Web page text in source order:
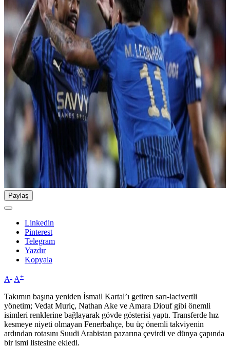
Paylaş
Linkedin
Pinterest
Telegram
Yazdır
Kopyala
A- A+
Takımın başına yeniden İsmail Kartal’ı getiren sarı-lacivertli
yönetim; Vedat Muriç, Nathan Ake ve Amara Diouf gibi önemli
isimleri renklerine bağlayarak gövde gösterisi yaptı. Transferde hız
kesmeye niyeti olmayan Fenerbahçe, bu üç önemli takviyenin
ardından rotasını Suudi Arabistan pazarına çevirdi ve dünya çapında
bir ismi listesine ekledi.